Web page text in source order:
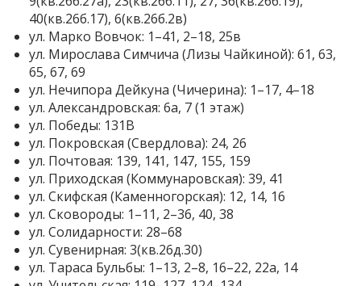
40(кв.26б.17), 6(кв.26б.2в)
ул. Марко Вовчок: 1–41, 2–18, 25в
ул. Мирослава Симчича (Лизы Чайкиной): 61, 63,
65, 67, 69
ул. Нечипора Дейкуна (Чичерина): 1–17, 4–18
ул. Александровская: 6а, 7 (1 этаж)
ул. Победы: 131В
ул. Покровская (Свердлова): 24, 26
ул. Почтовая: 139, 141, 147, 155, 159
ул. Приходская (Коммунаровская): 39, 41
ул. Скифская (Каменногорская): 12, 14, 16
ул. Сковороды: 1–11, 2–36, 40, 38
ул. Солидарности: 28–68
ул. Сувенирная: 3(кв.26д.30)
ул. Тараса Бульбы: 1–13, 2–8, 16–22, 22а, 14